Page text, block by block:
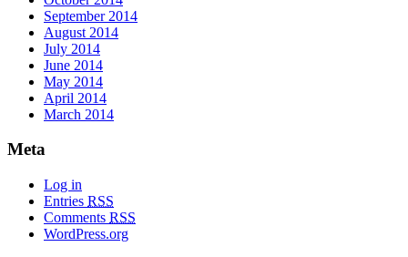
September 2014
August 2014
July 2014
June 2014
May 2014
April 2014
March 2014
Meta
Log in
Entries RSS
Comments RSS
WordPress.org